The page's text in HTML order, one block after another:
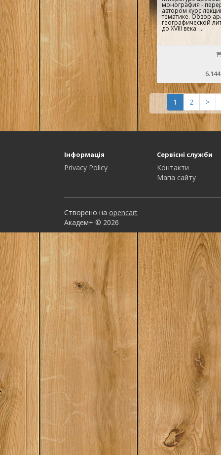
монография -
автором курс
тематике. Обзор
географической
до XVIII века. ..
1 2 >
Інформація
Privacy Policy
Сервісні служби
Контакти
Мапа сайту
Створено на opencart
Академ+ © 2026